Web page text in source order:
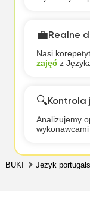
💼Realne
Nasi
zajęćz
🔍Kontrola
Analizujemy
BUKI Język